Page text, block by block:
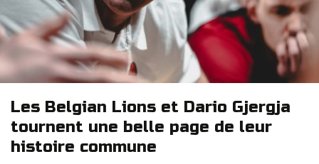
Les Belgian Lions et Dario Gjergja
tournent une belle page de leur
histoire commune